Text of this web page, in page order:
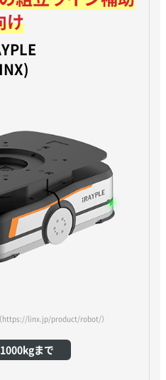
け
（https://linx.jp/product/robot/）
まで